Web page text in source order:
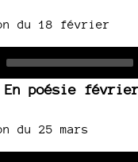
du 18 février
En poésie
du 25 mars